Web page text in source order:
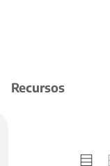
Recursos